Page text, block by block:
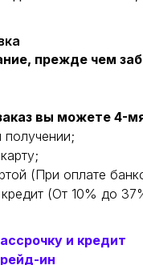
прежде чем
вы можете 4-
(При оплате
(От 10% до
и кредит
ин